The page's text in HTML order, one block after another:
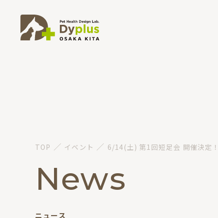
TOP ／ イベント ／ 6/14(土) 第1回短足会 開催決定
News
ニュース